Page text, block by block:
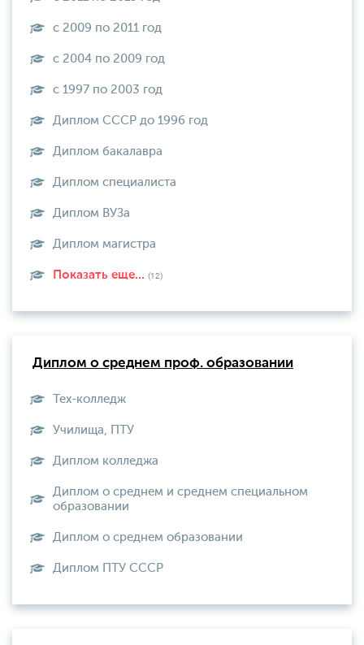
с 2009 по 2011 год
с 2004 по 2009 год
с 1997 по 2003 год
Диплом СССР до 1996 год
Диплом бакалавра
Диплом специалиста
Диплом ВУЗа
Диплом магистра
Показать еще... (12)
Диплом о среднем проф. образовании
Тех-колледж
Училища, ПТУ
Диплом колледжа
Диплом о среднем и среднем специальном
образовании
Диплом о среднем образовании
Диплом ПТУ СССР